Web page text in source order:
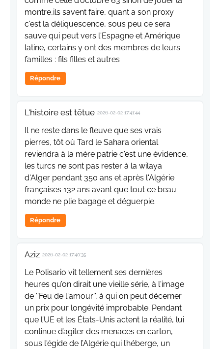
montre,ils savent faire, quant a son proxy
c'est la déliquescence, sous peu ce sera
sauve qui peut vers l'Espagne et Amérique
latine, certains y ont des membres de leurs
familles : fils filles et autres
Répondre
L'histoire est têtue 2026-02-02 17:41:44
Il ne reste dans le fleuve que ses vrais
pierres, tôt où Tard le Sahara oriental
reviendra à la mère patrie c'est une évidence,
les turcs ne sont pas rester à la wilaya
d'Alger pendant 350 ans et après l'Algérie
françaises 132 ans avant que tout ce beau
monde ne plie bagage et déguerpie.
Répondre
Aziz 2026-02-02 17:40:35
Le Polisario vit tellement ses dernières
heures qu’on dirait une vieille série, à l'image
de ''Feu de l'amour'', à qui on peut décerner
un prix pour longévité improbable. Pendant
que l’UE et les États‑Unis actent la réalité, lui
continue d’agiter des menaces en carton,
sous l'égide de l’Algérie qui l’héberge, un